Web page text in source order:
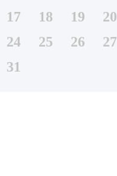
17 18 19 20
24 25 26 27
31